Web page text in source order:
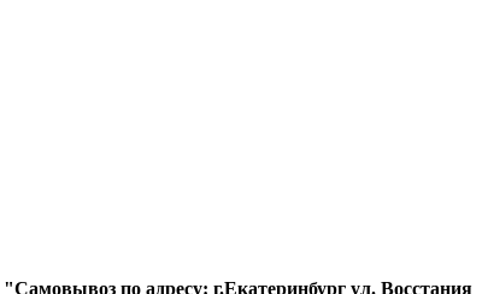
"Самовывоз по адресу: г.Екатеринбург ул. Восстания